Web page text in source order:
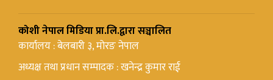
कोशी नेपाल मिडिया प्रा.लि.द्वारा सञ्चालित
कार्यालय : बेलबारी ३, मोरङ नेपाल
अध्यक्ष तथा प्रधान सम्पादक : खनेन्द्र कुमार राई